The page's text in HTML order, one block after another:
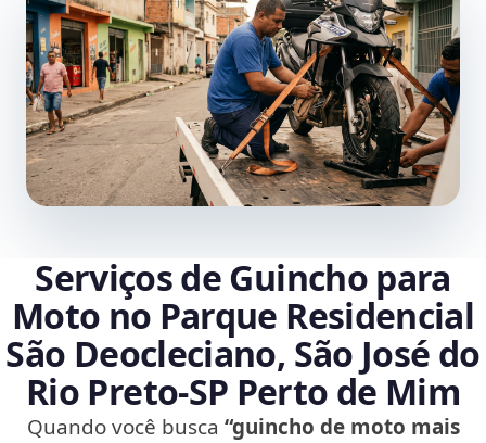
Serviços de Guincho para
Moto no Parque Residencial
São Deocleciano, São José do
Rio Preto‑SP Perto de Mim
Quando você busca “guincho de moto mais